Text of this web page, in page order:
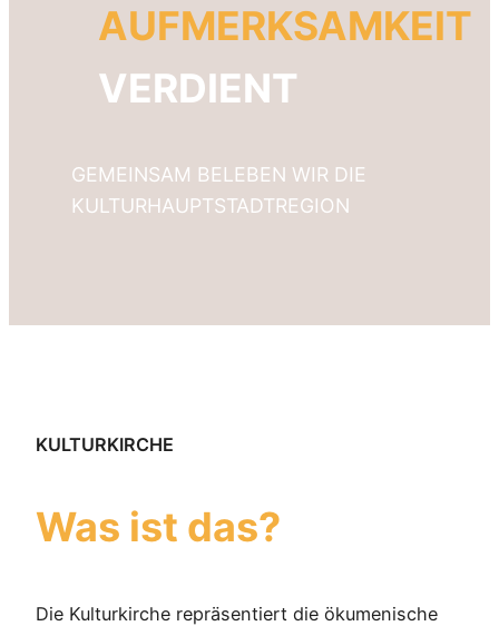
AUFMERKSAMKEIT
VERDIENT
GEMEINSAM BELEBEN WIR DIE
KULTURHAUPTSTADTREGION
KULTURKIRCHE
Was ist das?
Die Kulturkirche repräsentiert die ökumenische